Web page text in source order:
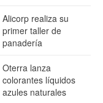
Alicorp realiza su
primer taller de
panadería
Oterra lanza
colorantes líquidos
azules naturales